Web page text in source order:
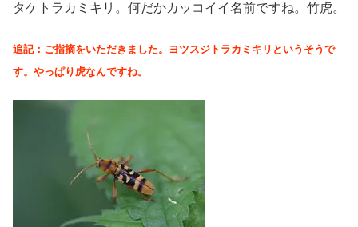
タケトラカミキリ。何だかカッコイイ名前ですね。竹虎。
追記：ご指摘をいただきました。ヨツスジトラカミキリというそうで
す。やっぱり虎なんですね。